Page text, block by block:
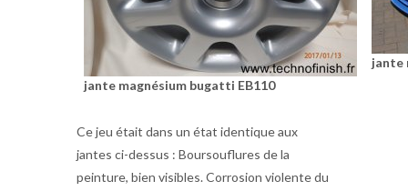
jante magnésium bugatti EB110
jante
Ce jeu était dans un état identique aux
jantes ci-dessus : Boursouflures de la
peinture, bien visibles. Corrosion violente du